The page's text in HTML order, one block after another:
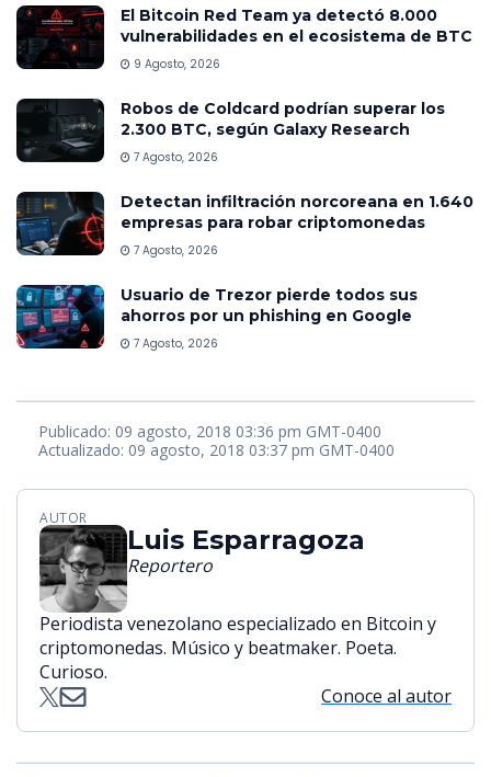
El Bitcoin Red Team ya detectó 8.000
vulnerabilidades en el ecosistema de BTC
9 Agosto, 2026
Robos de Coldcard podrían superar los
2.300 BTC, según Galaxy Research
7 Agosto, 2026
Detectan infiltración norcoreana en 1.640
empresas para robar criptomonedas
7 Agosto, 2026
Usuario de Trezor pierde todos sus
ahorros por un phishing en Google
7 Agosto, 2026
Publicado: 09 agosto, 2018 03:36 pm GMT-0400
Actualizado: 09 agosto, 2018 03:37 pm GMT-0400
AUTOR
Luis Esparragoza
Reportero
Periodista venezolano especializado en Bitcoin y
criptomonedas. Músico y beatmaker. Poeta.
Curioso.
Conoce al autor